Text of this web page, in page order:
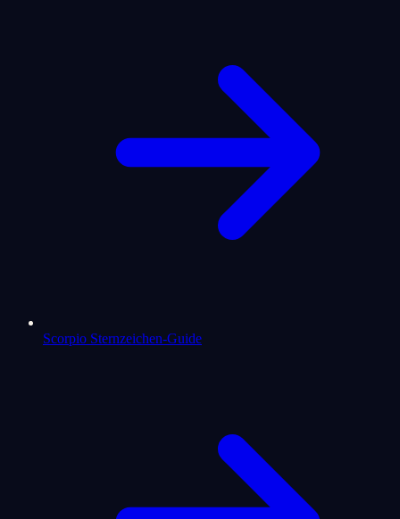
Scorpio Sternzeichen-Guide